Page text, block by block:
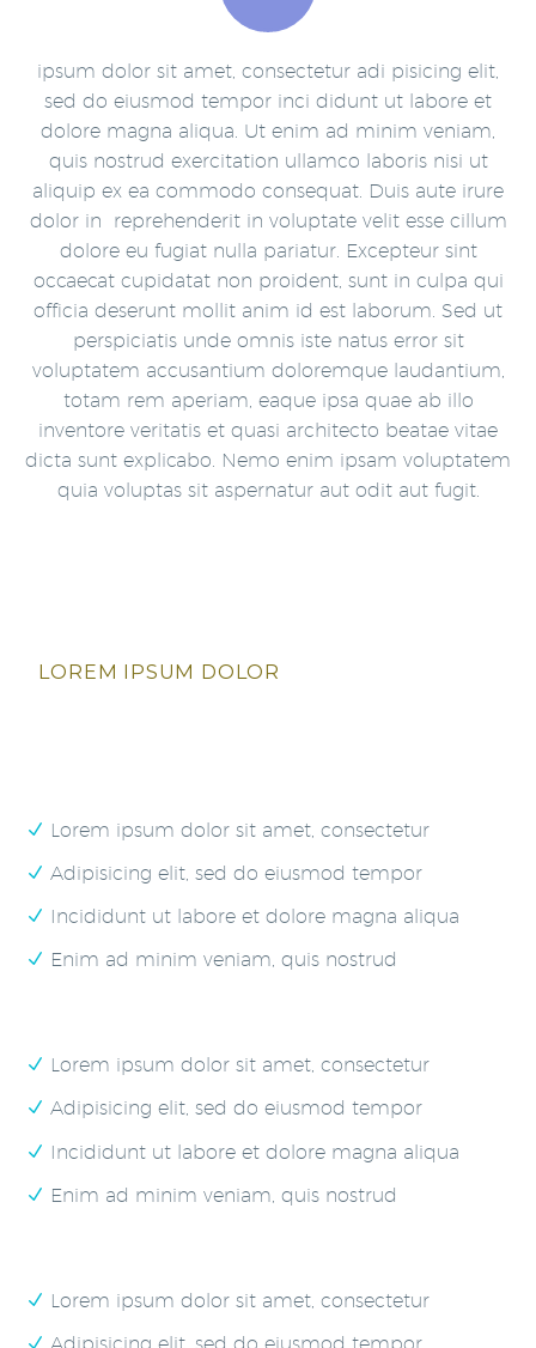
ipsum dolor sit amet, consectetur adi pisicing elit,
sed do eiusmod tempor inci didunt ut labore et
dolore magna aliqua. Ut enim ad minim veniam,
quis nostrud exercitation ullamco laboris nisi ut
aliquip ex ea commodo consequat. Duis aute irure
dolor in reprehenderit in voluptate velit esse cillum
dolore eu fugiat nulla pariatur. Excepteur sint
occaecat cupidatat non proident, sunt in culpa qui
officia deserunt mollit anim id est laborum. Sed ut
perspiciatis unde omnis iste natus error sit
voluptatem accusantium doloremque laudantium,
totam rem aperiam, eaque ipsa quae ab illo
inventore veritatis et quasi architecto beatae vitae
dicta sunt explicabo. Nemo enim ipsam voluptatem
quia voluptas sit aspernatur aut odit aut fugit.
LOREM IPSUM DOLOR
Lorem ipsum dolor sit amet, consectetur
Adipisicing elit, sed do eiusmod tempor
Incididunt ut labore et dolore magna aliqua
Enim ad minim veniam, quis nostrud
Lorem ipsum dolor sit amet, consectetur
Adipisicing elit, sed do eiusmod tempor
Incididunt ut labore et dolore magna aliqua
Enim ad minim veniam, quis nostrud
Lorem ipsum dolor sit amet, consectetur